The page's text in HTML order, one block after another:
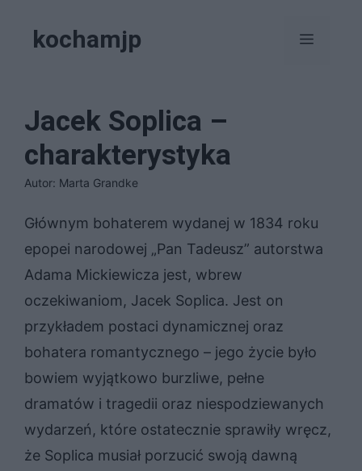
kochamjp Menu
Jacek Soplica –
charakterystyka
Autor: Marta Grandke
Głównym bohaterem wydanej w 1834 roku
epopei narodowej „Pan Tadeusz” autorstwa
Adama Mickiewicza jest, wbrew
oczekiwaniom, Jacek Soplica. Jest on
przykładem postaci dynamicznej oraz
bohatera romantycznego – jego życie było
bowiem wyjątkowo burzliwe, pełne
dramatów i tragedii oraz niespodziewanych
wydarzeń, które ostatecznie sprawiły wręcz,
że Soplica musiał porzucić swoją dawną